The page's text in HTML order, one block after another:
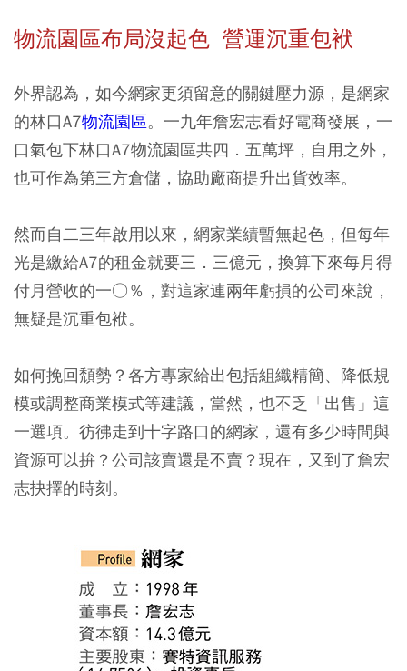
物流園區布局沒起色 營運沉重包袱
外界認為，如今網家更須留意的關鍵壓力源，是網家
的林口A7物流園區。一九年詹宏志看好電商發展，一
口氣包下林口A7物流園區共四．五萬坪，自用之外，
也可作為第三方倉儲，協助廠商提升出貨效率。
然而自二三年啟用以來，網家業績暫無起色，但每年
光是繳給A7的租金就要三．三億元，換算下來每月得
付月營收的一○％，對這家連兩年虧損的公司來說，
無疑是沉重包袱。
如何挽回頹勢？各方專家給出包括組織精簡、降低規
模或調整商業模式等建議，當然，也不乏「出售」這
一選項。彷彿走到十字路口的網家，還有多少時間與
資源可以拚？公司該賣還是不賣？現在，又到了詹宏
志抉擇的時刻。